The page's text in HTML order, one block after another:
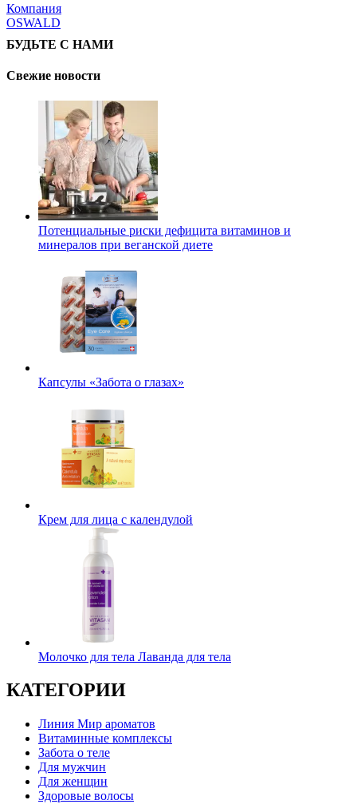
Компания
OSWALD
БУДЬТЕ С НАМИ
Свежие новости
Потенциальные риски дефицита витаминов и
минералов при веганской диете
Капсулы «Забота о глазах»
Крем для лица с календулой
Молочко для тела Лаванда для тела
КАТЕГОРИИ
Линия Мир ароматов
Витаминные комплексы
Забота о теле
Для мужчин
Для женщин
Здоровые волосы